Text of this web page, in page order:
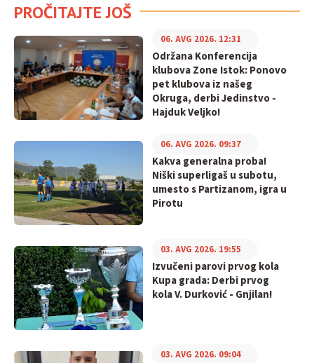
PROČITAJTE JOŠ
Održana Konferencija
klubova Zone Istok: Ponovo
pet klubova iz našeg
Okruga, derbi Jedinstvo -
Hajduk Veljko!
06. AVG 2026. 12:31
Kakva generalna proba!
Niški superligaš u subotu,
umesto s Partizanom, igra u
Pirotu
06. AVG 2026. 09:37
Izvučeni parovi prvog kola
Kupa grada: Derbi prvog
kola V. Durković - Gnjilan!
03. AVG 2026. 19:55
03. AVG 2026. 09:04